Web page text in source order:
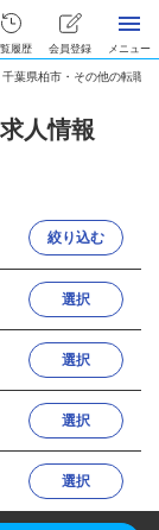
履歴 会員登録 メニュー
千葉県柏市・その他の転職
人情報
絞り込む
選択
選択
選択
選択